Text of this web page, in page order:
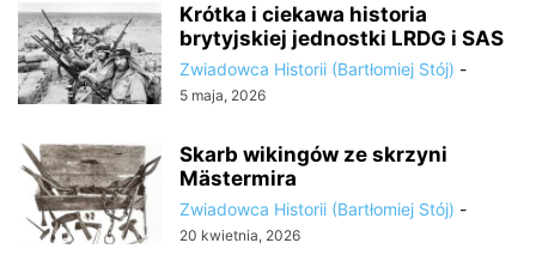
Krótka i ciekawa historia
brytyjskiej jednostki LRDG i SAS
Zwiadowca Historii (Bartłomiej Stój) -
5 maja, 2026
Skarb wikingów ze skrzyni
Mästermira
Zwiadowca Historii (Bartłomiej Stój) -
20 kwietnia, 2026